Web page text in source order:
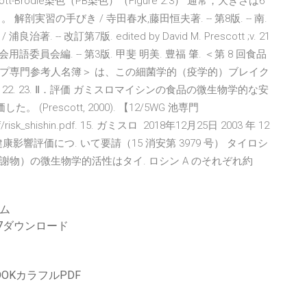
解剖実習の手びき / 寺田春水,藤田恒夫著. -- 第8版. -- 南.
浦良治著. -- 改訂第7版. edited by David M. Prescott ;v. 21
語委員会編. -- 第3版. 甲斐 明美. 豊福 肇. ＜第 8 回食品
専門参考人名簿＞ は、この細菌学的（疫学的）ブレイク
23. Ⅱ．評価 ガミスロマイシンの食品の微生物学的な安
た。 (Prescott, 2000). 【12/5WG 池専門
15. ガミスロ 2018年12月25日 2003 年 12
影響評価につ. いて要請（15 消安第 3979 号） タイロシ
物）の微生物学的活性はタイ. ロシン A のそれぞれ約
ウンロード
カラフルPDF